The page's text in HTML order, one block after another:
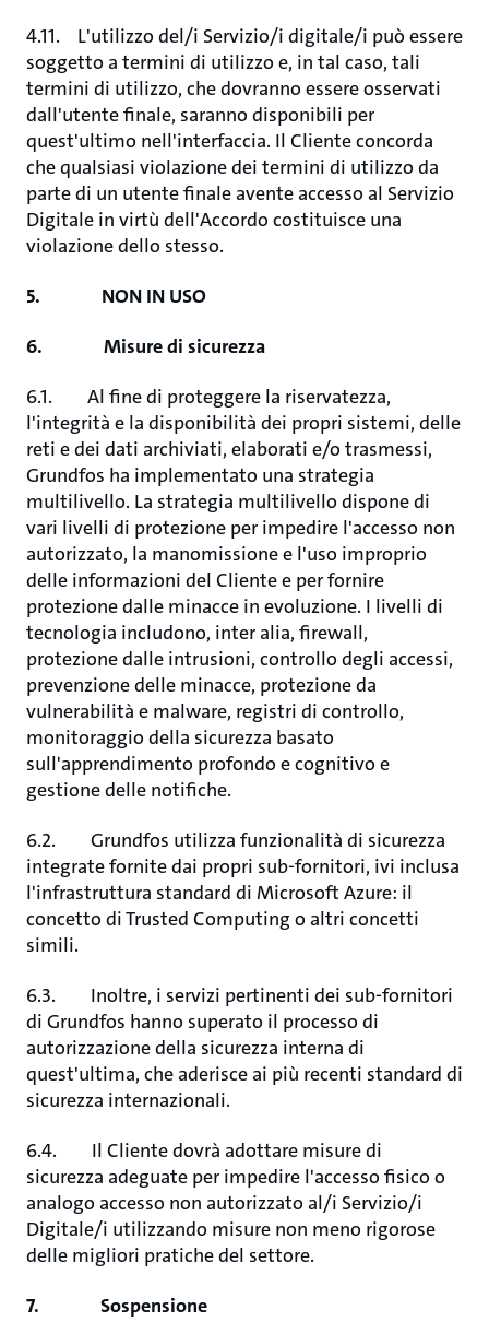
4.11. L'utilizzo del/i Servizio/i digitale/i può essere
soggetto a termini di utilizzo e, in tal caso, tali
termini di utilizzo, che dovranno essere osservati
dall'utente finale, saranno disponibili per
quest'ultimo nell'interfaccia. Il Cliente concorda
che qualsiasi violazione dei termini di utilizzo da
parte di un utente finale avente accesso al Servizio
Digitale in virtù dell'Accordo costituisce una
violazione dello stesso.
5. NON IN USO
6. Misure di sicurezza
6.1. Al fine di proteggere la riservatezza,
l'integrità e la disponibilità dei propri sistemi, delle
reti e dei dati archiviati, elaborati e/o trasmessi,
Grundfos ha implementato una strategia
multilivello. La strategia multilivello dispone di
vari livelli di protezione per impedire l'accesso non
autorizzato, la manomissione e l'uso improprio
delle informazioni del Cliente e per fornire
protezione dalle minacce in evoluzione. I livelli di
tecnologia includono, inter alia, firewall,
protezione dalle intrusioni, controllo degli accessi,
prevenzione delle minacce, protezione da
vulnerabilità e malware, registri di controllo,
monitoraggio della sicurezza basato
sull'apprendimento profondo e cognitivo e
gestione delle notifiche.
6.2. Grundfos utilizza funzionalità di sicurezza
integrate fornite dai propri sub-fornitori, ivi inclusa
l'infrastruttura standard di Microsoft Azure: il
concetto di Trusted Computing o altri concetti
simili.
6.3. Inoltre, i servizi pertinenti dei sub-fornitori
di Grundfos hanno superato il processo di
autorizzazione della sicurezza interna di
quest'ultima, che aderisce ai più recenti standard di
sicurezza internazionali.
6.4. Il Cliente dovrà adottare misure di
sicurezza adeguate per impedire l'accesso fisico o
analogo accesso non autorizzato al/i Servizio/i
Digitale/i utilizzando misure non meno rigorose
delle migliori pratiche del settore.
7. Sospensione